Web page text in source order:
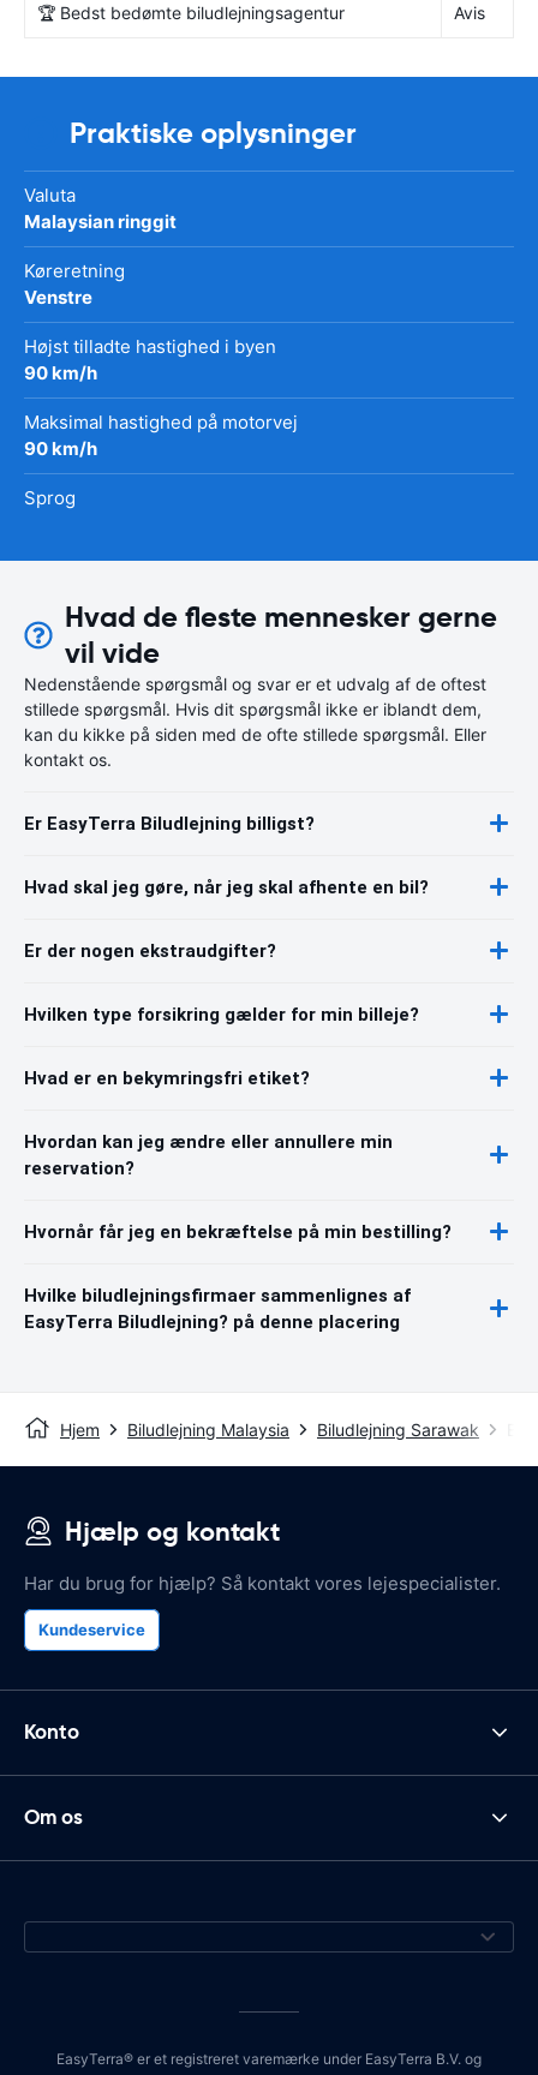
🏆 Bedst bedømte biludlejningsagentur Avis
Praktiske oplysninger
Valuta
Malaysian ringgit
Køreretning
Venstre
Højst tilladte hastighed i byen
90 km/h
Maksimal hastighed på motorvej
90 km/h
Sprog
Hvad de fleste mennesker gerne
vil vide
Nedenstående spørgsmål og svar er et udvalg af de oftest
stillede spørgsmål. Hvis dit spørgsmål ikke er iblandt dem,
kan du kikke på siden med de ofte stillede spørgsmål. Eller
kontakt os.
Er EasyTerra Biludlejning billigst?
Hvad skal jeg gøre, når jeg skal afhente en bil?
Er der nogen ekstraudgifter?
Hvilken type forsikring gælder for min billeje?
Hvad er en bekymringsfri etiket?
Hvordan kan jeg ændre eller annullere min
reservation?
Hvornår får jeg en bekræftelse på min bestilling?
Hvilke biludlejningsfirmaer sammenlignes af
EasyTerra Biludlejning? på denne placering
Hjem Biludlejning Malaysia Biludlejning Sarawak
Hjælp og kontakt
Har du brug for hjælp? Så kontakt vores lejespecialister.
Kundeservice
Konto
Om os
EasyTerra® er et registreret varemærke under EasyTerra B.V. og